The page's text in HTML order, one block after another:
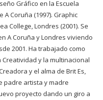
Gráfico en la Escuela
Coruña (1997). Graphic
College, Londres (2001). Se
A Coruña y Londres viviendo
2001. Ha trabajado como
y la multinacional
y el alma de Brit Es,
padre artista y madre
proyecto dando un giro a